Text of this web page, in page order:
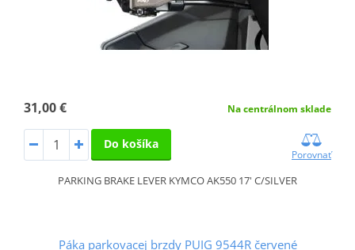
31,00 € Na centrálnom sklade
Do košíka
Porovnať
PARKING BRAKE LEVER KYMCO AK550 17' C/SILVER
Páka parkovacej brzdy PUIG 9544R červené